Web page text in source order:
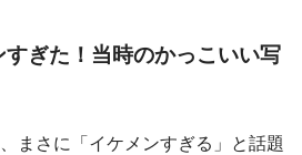
ぎた！当時のかっこいい写
まさに「イケメンすぎる」と話題